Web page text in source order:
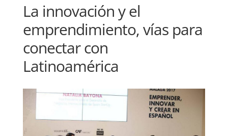
La innovación y el
emprendimiento, vías para
conectar con
Latinoamérica